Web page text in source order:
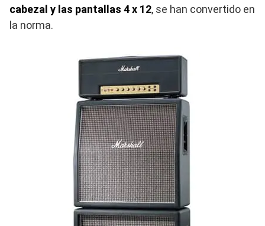
cabezal y las pantallas 4 x 12, se han convertido en
la norma.